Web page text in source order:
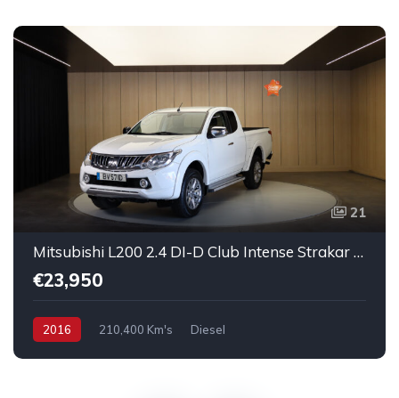
21
Mitsubishi L200 2.4 DI-D Club Intense Strakar 4WD
€23,950
2016 210,400 Km's Diesel